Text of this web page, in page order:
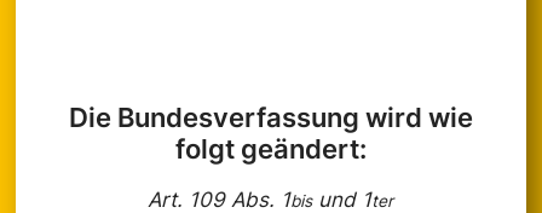
Die Bundesverfassung wird wie
folgt geändert:
Art. 109 Abs. 1bisund 1ter